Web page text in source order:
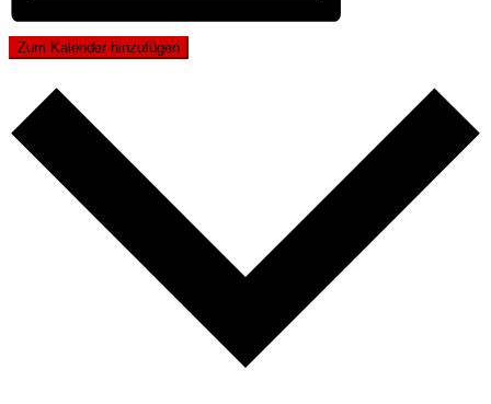
Zum Kalender hinzufügen